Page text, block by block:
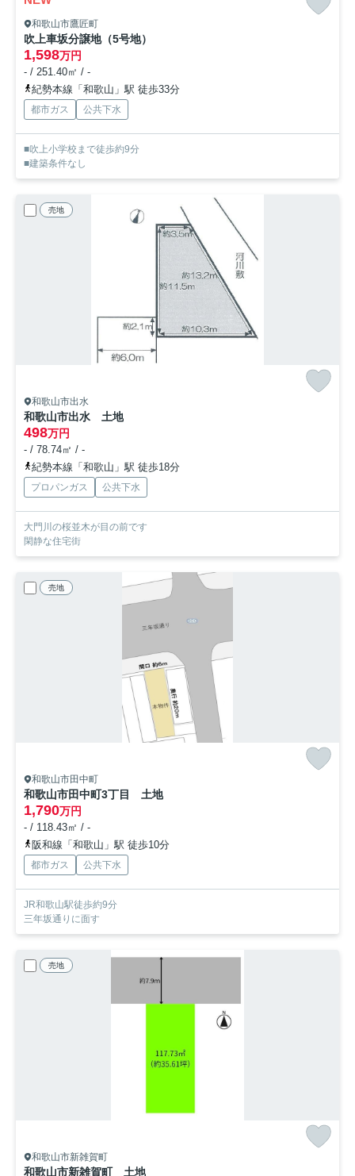
和歌山市鷹匠町
吹上車坂分譲地（5号地）
1,598万円
- / 251.40㎡ / -
紀勢本線「和歌山」駅 徒歩33分
都市ガス 公共下水
■吹上小学校まで徒歩約9分
■建築条件なし
売地
和歌山市出水
和歌山市出水 土地
498万円
- / 78.74㎡ / -
紀勢本線「和歌山」駅 徒歩18分
プロパンガス 公共下水
大門川の桜並木が目の前です
閑静な住宅街
売地
和歌山市田中町
和歌山市田中町3丁目 土地
1,790万円
- / 118.43㎡ / -
阪和線「和歌山」駅 徒歩10分
都市ガス 公共下水
JR和歌山駅徒歩約9分
三年坂通りに面す
売地
和歌山市新雑賀町
和歌山市新雑賀町 土地